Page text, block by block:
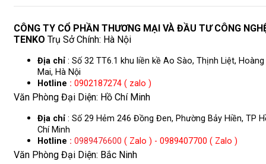
CÔNG TY CỔ PHẦN THƯƠNG MẠI VÀ ĐẦU TƯ CÔNG
TENKO Trụ Sở Chính: Hà Nội
Địa chỉ : Số 32 TT6.1 khu liền kề Ao Sào, Thịnh Liệt, Hoàng
Mai, Hà Nội
Hotline : 0902187274 ( zalo )
Văn Phòng Đại Diện: Hồ Chí Minh
Địa chỉ : Số 29 Hẻm 246 Đồng Đen, Phường Bảy Hiền, TP
Chí Minh
Hotline : 0989476600 ( Zalo ) - 0989407700 ( Zalo )
Văn Phòng Đại Diện: Bắc Ninh